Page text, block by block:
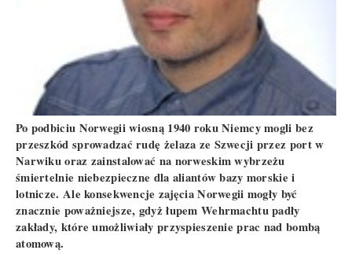
Po podbiciu Norwegii wiosną 1940 roku Niemcy mogli bez
przeszkód sprowadzać rudę żelaza ze Szwecji przez port w
Narwiku oraz zainstalować na norweskim wybrzeżu
śmiertelnie niebezpieczne dla aliantów bazy morskie i
lotnicze. Ale konsekwencje zajęcia Norwegii mogły być
znacznie poważniejsze, gdyż łupem Wehrmachtu padły
zakłady, które umożliwiały przyspieszenie prac nad bombą
atomową.